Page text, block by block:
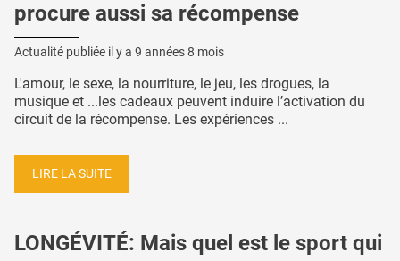
procure aussi sa récompense
Actualité publiée il y a 9 années 8 mois
L'amour, le sexe, la nourriture, le jeu, les drogues, la
musique et ...les cadeaux peuvent induire l’activation du
circuit de la récompense. Les expériences ...
LIRE LA SUITE
LONGÉVITÉ: Mais quel est le sport qui